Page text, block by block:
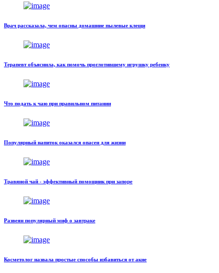
Врач рассказала, чем опасны домашние пылевые клещи
Терапевт объяснила, как помочь проглотившему игрушку ребенку
Что подать к чаю при правильном питании
Популярный напиток оказался опасен для жизни
Травяной чай - эффективный помощник при запоре
Развеян популярный миф о завтраке
Косметолог назвала простые способы избавиться от акне